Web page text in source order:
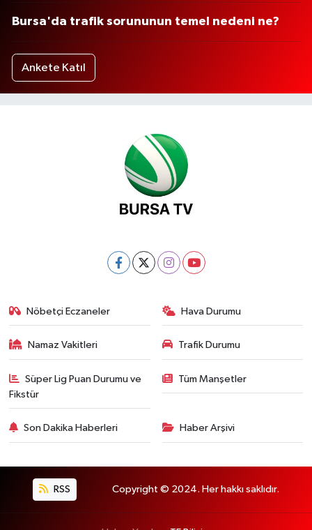
Bursa'da trafik sorununun temel nedeni ne?
Ankete Katıl
Nöbetçi Eczaneler Hava Durumu
Namaz Vakitleri Trafik Durumu
Süper Lig Puan Durumu ve
Fikstür
Tüm Manşetler
Son Dakika Haberleri Haber Arşivi
RSS Copyright © 2024. Her hakkı saklıdır.